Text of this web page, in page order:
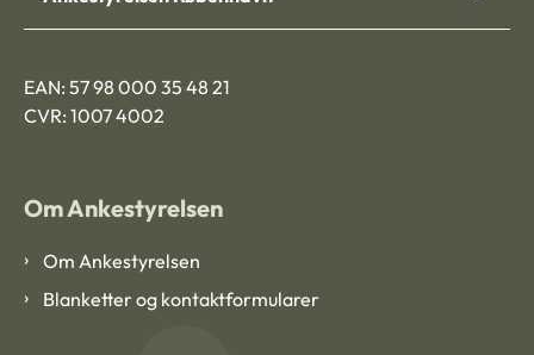
EAN: 57 98 000 35 48 21
CVR: 1007 4002
Om Ankestyrelsen
Om Ankestyrelsen
Blanketter og kontaktformularer